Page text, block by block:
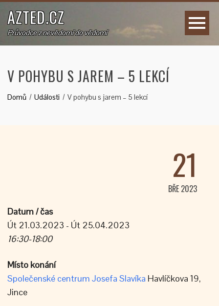
AZTED.CZ
Průvodce z nevědomí do vědomí
V POHYBU S JAREM – 5 LEKCÍ
Domů Události V pohybu s jarem – 5 lekcí
21
BŘE 2023
Datum / čas
Út 21.03.2023 - Út 25.04.2023
16:30-18:00
Místo konání
Společenské centrum Josefa Slavíka Havlíčkova 19,
Jince